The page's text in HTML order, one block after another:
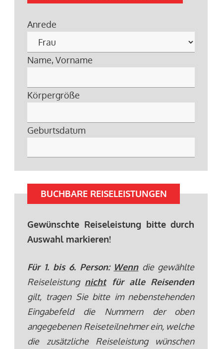
Anrede
Name, Vorname
Körpergröße
Geburtsdatum
BUCHBARE REISELEISTUNGEN
Gewünschte Reiseleistung bitte durch
Auswahl markieren!
Für 1. bis 6. Person: Wenn die gewählte
Reiseleistung nichtfür alle Reisenden
gilt, tragen Sie bitte im nebenstehenden
Eingabefeld die Nummern der oben
angegebenen Reiseteilnehmer ein, welche
die zusätzliche Reiseleistung wünschen